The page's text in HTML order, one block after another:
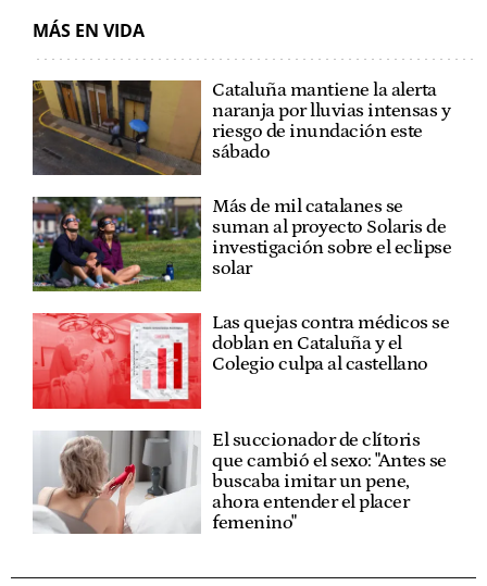
MÁS EN VIDA
Cataluña mantiene la alerta
naranja por lluvias intensas y
riesgo de inundación este
sábado
Más de mil catalanes se
suman al proyecto Solaris de
investigación sobre el eclipse
solar
Las quejas contra médicos se
doblan en Cataluña y el
Colegio culpa al castellano
El succionador de clítoris
que cambió el sexo: "Antes se
buscaba imitar un pene,
ahora entender el placer
femenino"